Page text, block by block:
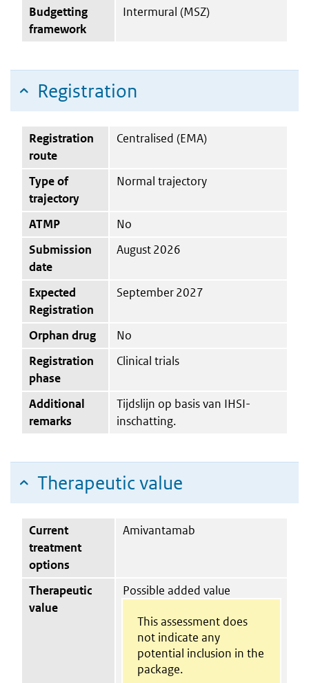
Budgetting
framework
Intermural (MSZ)
Registration
Registration
route
Centralised (EMA)
Type of
trajectory
Normal trajectory
ATMP
No
Submission
date
August 2026
Expected
Registration
September 2027
Orphan drug
No
Registration
phase
Clinical trials
Additional
remarks
Tijdslijn op basis van IHSI-
inschatting.
Therapeutic value
Current
treatment
options
Amivantamab
Therapeutic
value
Possible added value
This assessment does
not indicate any
potential inclusion in the
package.